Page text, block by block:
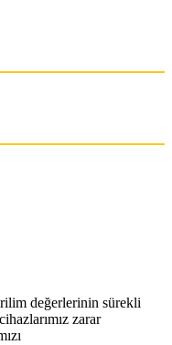
değerlerinin sürekli
zarar